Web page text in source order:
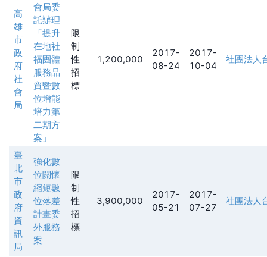
高
雄
市
政
府
社
會
局
會局委
託辦理
「提升
在地社
福團體
服務品
質暨數
位增能
培力第
二期方
案」
限
制
性
招
標
1,200,000
2017-
08-24
2017-
10-04
社團法人
臺
北
市
政
府
資
訊
局
強化數
位關懷
縮短數
位落差
計畫委
外服務
案
限
制
性
招
標
3,900,000
2017-
05-21
2017-
07-27
社團法人